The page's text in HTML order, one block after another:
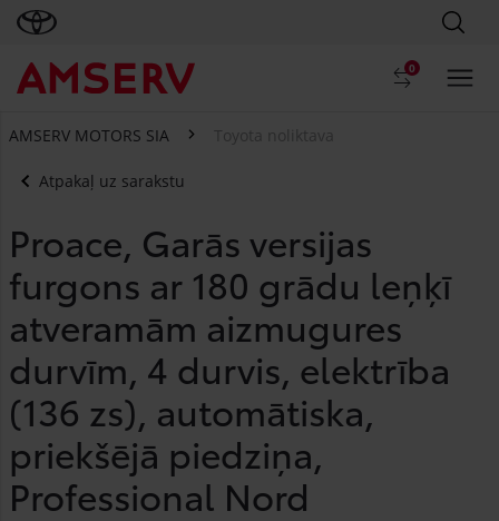
0
AMSERV MOTORS SIA Toyota noliktava
Atpakaļ uz sarakstu
Proace, Garās versijas
furgons ar 180 grādu leņķī
atveramām aizmugures
durvīm, 4 durvis, elektrība
(136 zs), automātiska,
priekšējā piedziņa,
Professional Nord